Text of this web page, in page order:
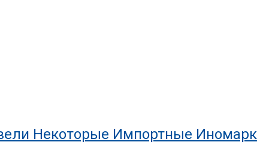
Некоторые Импортные